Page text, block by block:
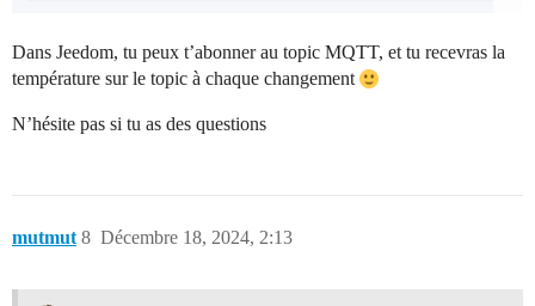
Dans Jeedom, tu peux t’abonner au topic MQTT, et tu recevras la
température sur le topic à chaque changement
N’hésite pas si tu as des questions
mutmut Décembre 18, 2024, 2:13
8